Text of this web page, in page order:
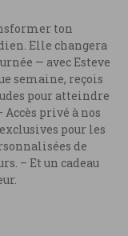
ton
Elle changera
— avec Esteve
semaine, reçois
pour atteindre
privé à nos
pour les
de
– Et un cadeau